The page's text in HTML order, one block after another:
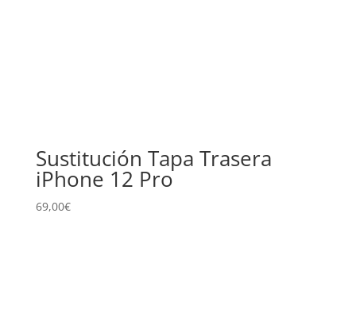
Sustitución Tapa Trasera
iPhone 12 Pro
69,00€